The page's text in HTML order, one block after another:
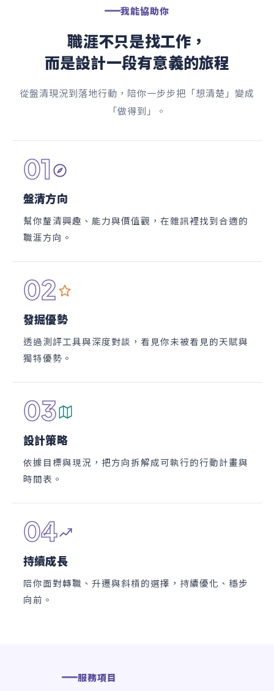
我能協助你
職涯不只是找工作，
而是設計一段有意義的旅程
從盤清現況到落地行動，陪你一步步把「想清楚」變成
「做得到」。
01
盤清方向
幫你釐清興趣、能力與價值觀，在雜訊裡找到合適的
職涯方向。
02
發掘優勢
透過測評工具與深度對談，看見你未被看見的天賦與
獨特優勢。
03
設計策略
依據目標與現況，把方向拆解成可執行的行動計畫與
時間表。
04
持續成長
陪你面對轉職、升遷與斜槓的選擇，持續優化、穩步
向前。
服務項目